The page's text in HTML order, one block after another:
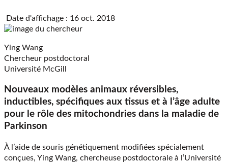
Date d'affichage : 16 oct. 2018
Ying Wang
Chercheur postdoctoral
Université McGill
Nouveaux modèles animaux réversibles,
inductibles, spécifiques aux tissus et à l’âge adulte
pour le rôle des mitochondries dans la maladie de
Parkinson
À l’aide de souris génétiquement modifiées spécialement
conçues, Ying Wang, chercheuse postdoctorale à l’Université